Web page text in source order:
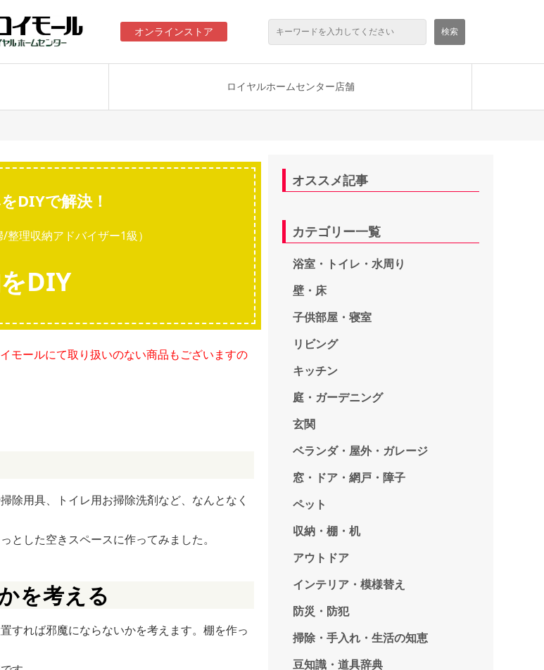
オンラインストア
ロイヤルホームセンター店舗
DIYで解決！
理収納アドバイザー1級）
DIY
モールにて取り扱いのない商品もございますの
除用具、トイレ用お掃除洗剤など、なんとなく
した空きスペースに作ってみました。
を考える
すれば邪魔にならないかを考えます。棚を作っ
オススメ記事
カテゴリー一覧
浴室・トイレ・水周り
壁・床
子供部屋・寝室
リビング
キッチン
庭・ガーデニング
玄関
ベランダ・屋外・ガレージ
窓・ドア・網戸・障子
ペット
収納・棚・机
アウトドア
インテリア・模様替え
防災・防犯
掃除・手入れ・生活の知恵
豆知識・道具辞典